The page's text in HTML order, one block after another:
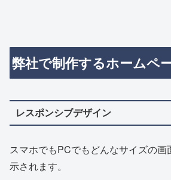
弊社で制作するホームペ
レスポンシブデザイン
スマホでもPCでもどんなサイズの画
示されます。